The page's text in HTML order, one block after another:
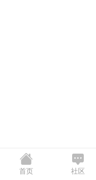
首页 社区